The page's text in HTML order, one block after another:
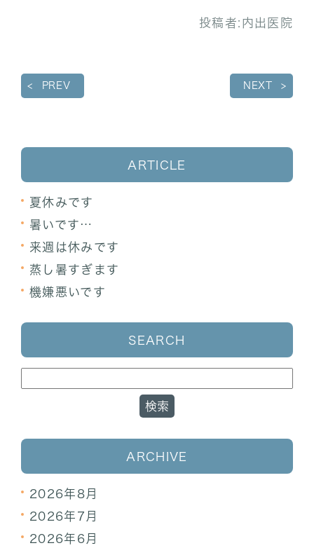
投稿者: 内出医院
PREV NEXT
ARTICLE
夏休みです
暑いです…
来週は休みです
蒸し暑すぎます
機嫌悪いです
SEARCH
ARCHIVE
2026年8月
2026年7月
2026年6月